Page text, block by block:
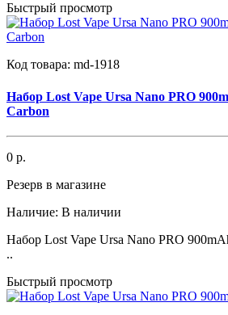
Быстрый просмотр
Код товара: md-1918
Набор Lost Vape Ursa Nano PRO
Carbon
0 р.
Резерв в магазине
Наличие: В наличии
Набор Lost Vape Ursa Nano PRO
..
Быстрый просмотр